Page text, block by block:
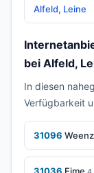
Alfeld, Leine
bei Alfeld,
In diesen
Verfügbarkeit
31096